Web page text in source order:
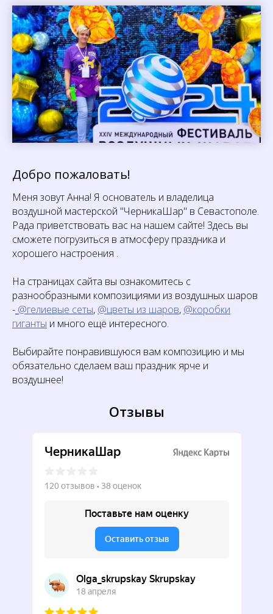
Добро пожаловать!
Меня зовут Анна! Я основатель и владелица
воздушной мастерской "ЧерникаШар" в Севастополе.
Рада приветствовать вас на нашем сайте! Здесь вы
сможете погрузиться в атмосферу праздника и
хорошего настроения .
На страницах сайта вы ознакомитесь с
разнообразными композициями из воздушных шаров
- @гелиевые сеты, @цветы из шаров, @коробки
гиганты и много ещё интересного.
Выбирайте понравившуюся вам композицию и мы
обязательно сделаем ваш праздник ярче и
воздушнее!
Отзывы